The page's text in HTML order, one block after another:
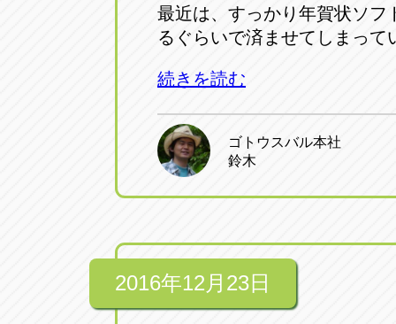
最近は、すっかり年賀状ソフ
るぐらいで済ませてしまって
続きを読む
ゴトウスバル本社
鈴木
2016年12月23日